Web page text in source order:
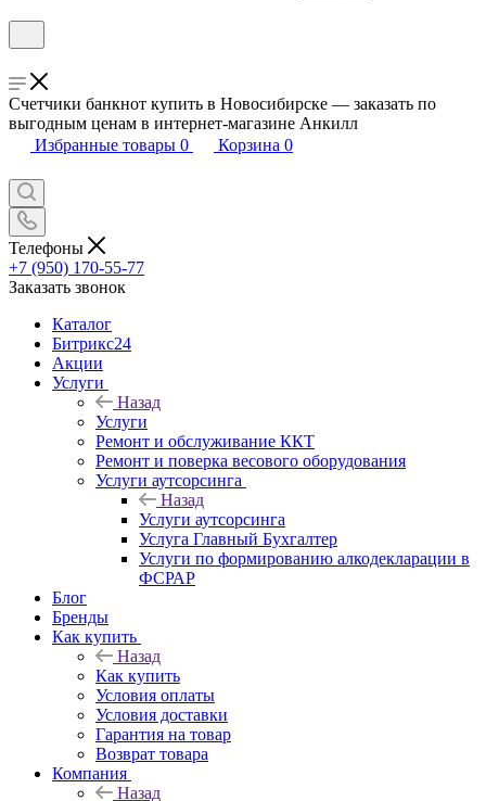
Счетчики банкнот купить в Новосибирске — заказать по
выгодным ценам в интернет-магазине Анкилл
Избранные товары 0 Корзина 0
Телефоны
+7 (950) 170-55-77
Заказать звонок
Каталог
Битрикс24
Акции
Услуги
Назад
Услуги
Ремонт и обслуживание ККТ
Ремонт и поверка весового оборудования
Услуги аутсорсинга
Назад
Услуги аутсорсинга
Услуга Главный Бухгалтер
Услуги по формированию алкодекларации в
ФСРАР
Блог
Бренды
Как купить
Назад
Как купить
Условия оплаты
Условия доставки
Гарантия на товар
Возврат товара
Компания
Назад